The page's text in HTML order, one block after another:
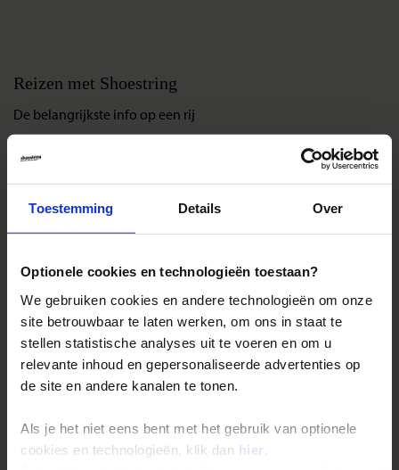
Toestemming Details Over
Optionele cookies en technologieën toestaan?
We gebruiken cookies en andere technologieën om onze
site betrouwbaar te laten werken, om ons in staat te
stellen statistische analyses uit te voeren en om u
relevante inhoud en gepersonaliseerde advertenties op
de site en andere kanalen te tonen.
Als je het niet eens bent met het gebruik van optionele
cookies en technologieën, klik dan hier
Reizen met Shoestring
De belangrijkste info op een rij
Reis- en annuleringsvoorwaarden
Veelgestelde vragen
Reisthema's
Groepsreizen
Single reizen
Gegarandeerde reizen
Nieuwe reizen